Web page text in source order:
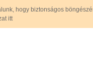
hogy biztonságos
itt